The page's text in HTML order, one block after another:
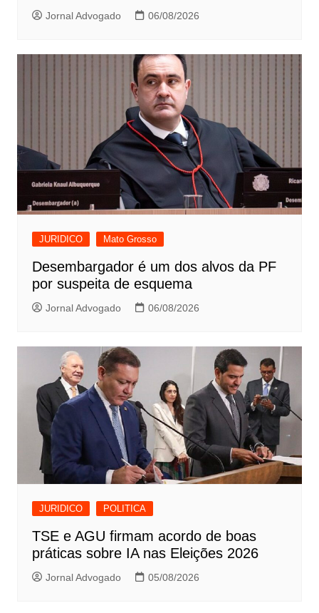
Jornal Advogado 06/08/2026
JURIDICO Mato Grosso
Desembargador é um dos alvos da PF
por suspeita de esquema
Jornal Advogado 06/08/2026
JURIDICO POLITICA
TSE e AGU firmam acordo de boas
práticas sobre IA nas Eleições 2026
Jornal Advogado 05/08/2026